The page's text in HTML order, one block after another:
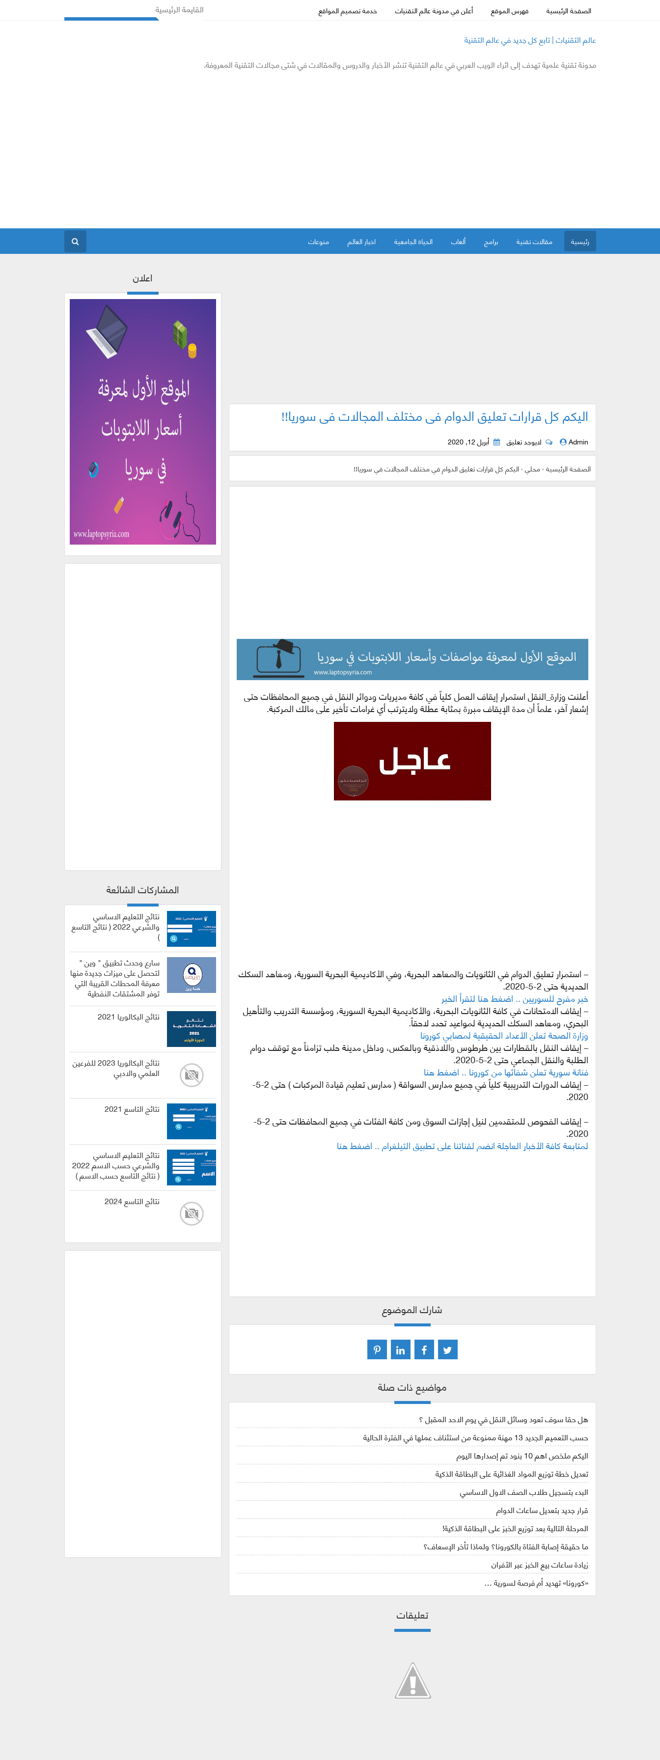
الصفحة الرئيسية فهرس الموقع أعلن في مدونة عالم التقنيات خدمة تصميم المواقع
القايمة الرئيسية
عالم التقنيات | تابع كل جديد في عالم التقنية
مدونة تقنية علمية تهدف إلى اثراء الويب العربي في عالم التقنية تنشر الأخبار والدروس والمقالات في شتى مجالات التقنية المعروفة.
رئيسية مقالات تقنية برامج ألعاب الحياة الجامعية اخبار العالم منوعات
اليكم كل قرارات تعليق الدوام في مختلف المجالات في سوريا!!
Admin لايوجد تعليق أبريل 12, 2020
الصفحة الرئيسية›محلي›اليكم كل قرارات تعليق الدوام في مختلف المجالات في سوريا!!
أعلنت وزارة_النقل استمرار إيقاف العمل كلياً في كافة مديريات ودوائر النقل في جميع المحافظات حتى
إشعار آخر، علماً أن مدة الإيقاف مبررة بمثابة عطلة ولايترتب أي غرامات تأخير على مالك المركبة.
– استمرار تعليق الدوام في الثانويات والمعاهد البحرية، وفي الأكاديمية البحرية السورية، ومعاهد السكك
الحديدية حتى 2-5-2020.
خبر مفرح للسوريين .. اضغط هنا لتقرأ الخبر
– إيقاف الامتحانات في كافة الثانويات البحرية، والأكاديمية البحرية السورية، ومؤسسة التدريب والتأهيل
البحري، ومعاهد السكك الحديدية لمواعيد تحدد لاحقاً.
وزارة الصحة تعلن الأعداد الحقيقية لمصابي كورونا
– إيقاف النقل بالقطارات بين طرطوس واللاذقية وبالعكس، وداخل مدينة حلب تزامناً مع توقف دوام
الطلبة والنقل الجماعي حتى 2-5-2020.
فنانة سورية تعلن شفائها من كورونا .. اضغط هنا
– إيقاف الدورات التدريبية كلياً في جميع مدارس السواقة ( مدارس تعليم قيادة المركبات ) حتى 2-5-
2020.
– إيقاف الفحوص للمتقدمين لنيل إجازات السوق ومن كافة الفئات في جميع المحافظات حتى 2-5-
2020.
لمتابعة كافة الأخبار العاجلة انضم لقناتنا على تطبيق التيلغرام .. اضغط هنا
شارك الموضوع
مواضيع ذات صلة
هل حقا سوف تعود وسائل النقل في يوم الاحد المقبل ؟
حسب التعميم الجديد 13 مهنة ممنوعة من استئناف عملها في الفترة الحالية
اليكم ملخص اهم 10 بنود تم إصدارها اليوم
تعديل خطة توزيع المواد الغذائية على البطاقة الذكية
البدء بتسجيل طلاب الصف الاول الاساسي
قرار جديد بتعديل ساعات الدوام
المرحلة التالية بعد توزيع الخبز على البطاقة الذكية!
ما حقيقة إصابة الفتاة بالكورونا؟ ولماذا تأخر الإسعاف؟
زيادة ساعات بيع الخبز عبر الأفران
«كورونا» تهديد أم فرصة لسورية …
تعليقات
اعلان
المشاركات الشائعة
نتائج التعليم الاساسي
والشرعي 2022 ( نتائج التاسع
)
سارع وحدث تطبيق " وين "
لتحصل على ميزات جديدة منها
معرفة المحطات القريبة التي
توفر المشتقات النفطية
نتائج البكالوريا 2021
نتائج البكالوريا 2023 للفرعين
العلمي والادبي
نتائج التاسع 2021
نتائج التعليم الاساسي
والشرعي حسب الاسم 2022
( نتائج التاسع حسب الاسم )
نتائج التاسع 2024